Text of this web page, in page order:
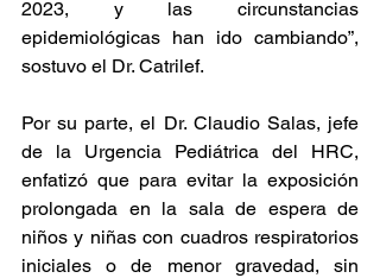
2023, y las circunstancias
epidemiológicas han ido cambiando”,
sostuvo el Dr. Catrilef.
Por su parte, el Dr. Claudio Salas, jefe
de la Urgencia Pediátrica del HRC,
enfatizó que para evitar la exposición
prolongada en la sala de espera de
niños y niñas con cuadros respiratorios
iniciales o de menor gravedad, sin